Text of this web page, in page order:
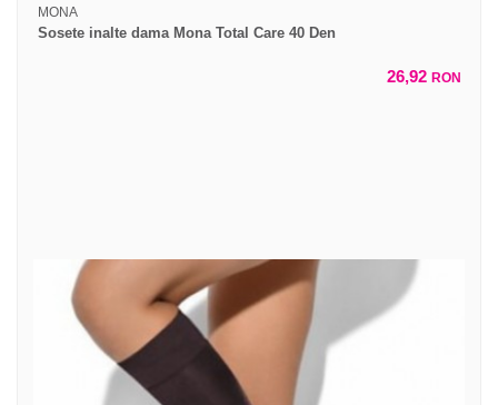
MONA
Sosete inalte dama Mona Total Care 40 Den
26,92 RON